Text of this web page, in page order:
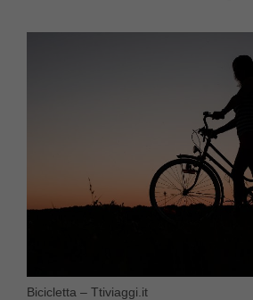
Bicicletta – Ttiviaggi.it